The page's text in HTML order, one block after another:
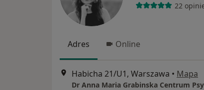
22
Adres Online
Habicha 21/U1, Warszawa • Mapa